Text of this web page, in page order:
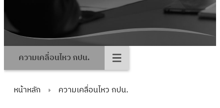
ความเคลื่อนไหว กปน.
หน้าหลัก ความเคลื่อนไหว กปน.